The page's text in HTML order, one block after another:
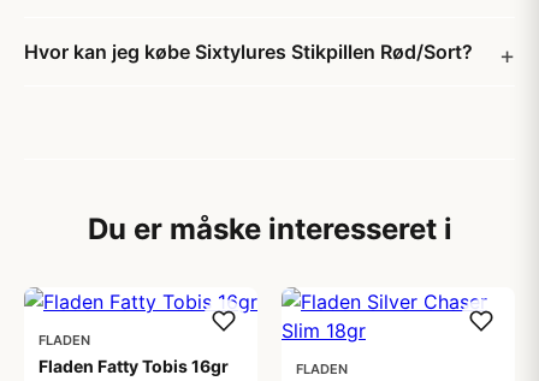
Hvor kan jeg købe Sixtylures Stikpillen Rød/Sort?
Du er måske interesseret i
FLADEN
Fladen Fatty Tobis 16gr FLADEN